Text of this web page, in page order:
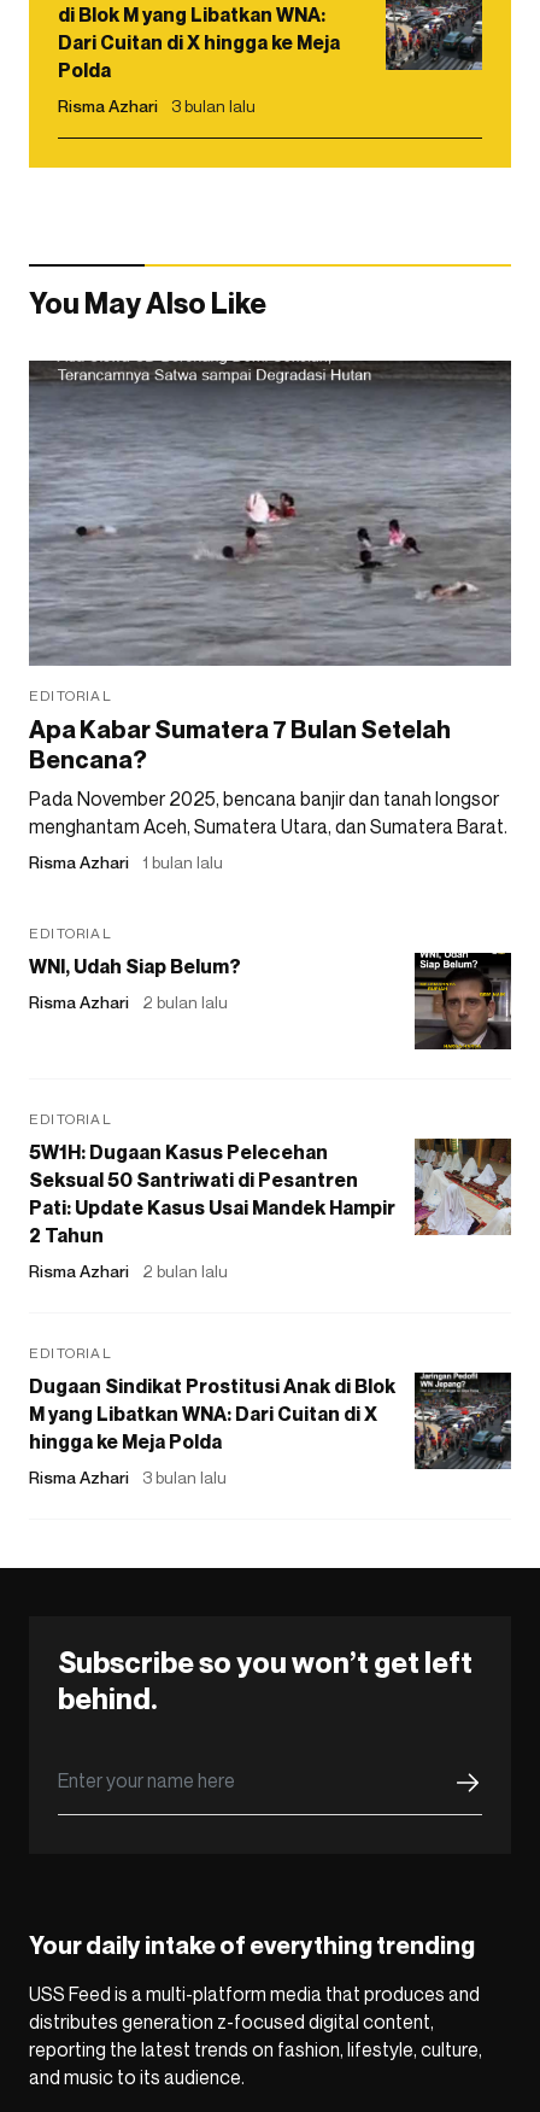
di Blok M yang Libatkan WNA:
Dari Cuitan di X hingga ke Meja
Polda
Risma Azhari 3 bulan lalu
You May Also Like
EDITORIAL
Apa Kabar Sumatera 7 Bulan Setelah
Bencana?
Pada November 2025, bencana banjir dan tanah longsor
menghantam Aceh, Sumatera Utara, dan Sumatera Barat.
Risma Azhari 1 bulan lalu
EDITORIAL
WNI, Udah Siap Belum?
Risma Azhari 2 bulan lalu
EDITORIAL
5W1H: Dugaan Kasus Pelecehan
Seksual 50 Santriwati di Pesantren
Pati: Update Kasus Usai Mandek Hampir
2 Tahun
Risma Azhari 2 bulan lalu
EDITORIAL
Dugaan Sindikat Prostitusi Anak di Blok
M yang Libatkan WNA: Dari Cuitan di X
hingga ke Meja Polda
Risma Azhari 3 bulan lalu
Subscribe so you won’t get left
behind.
Your daily intake of everything trending
USS Feed is a multi-platform media that produces and
distributes generation z-focused digital content,
reporting the latest trends on fashion, lifestyle, culture,
and music to its audience.